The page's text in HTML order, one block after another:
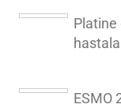
Platine
ESMO